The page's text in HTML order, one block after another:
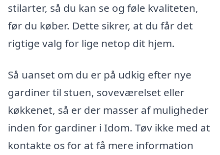
stilarter, så du kan se og føle kvaliteten,
før du køber. Dette sikrer, at du får det
rigtige valg for lige netop dit hjem.
Så uanset om du er på udkig efter nye
gardiner til stuen, soveværelset eller
køkkenet, så er der masser af muligheder
inden for gardiner i Idom. Tøv ikke med at
kontakte os for at få mere information